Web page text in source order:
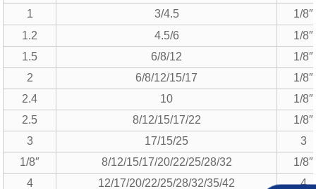
1
3/4.5
1/8″
1.2
4.5/6
1/8″
1.5
6/8/12
1/8″
2
6/8/12/15/17
1/8″
2.4
10
1/8″
2.5
8/12/15/17/22
1/8″
3
17/15/25
3
1/8″
8/12/15/17/20/22/25/28/32
1/8″
4
12/17/20/22/25/28/32/35/42 4